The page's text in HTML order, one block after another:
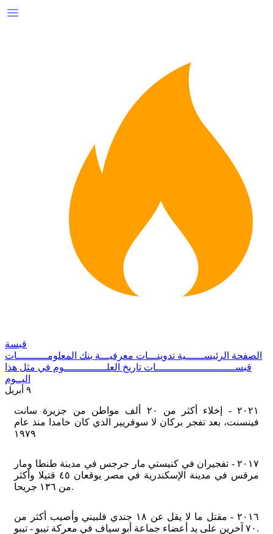
قبسة
الصفحة الرئيســــــية تدوينـــات معرفيـــة بنك المعلومــــــــــات
قبســــــــــــــــــــــــــات تاريخ العلــــــــــــــوم في مثل هذا
اليــوم
٩ أبريل
٢٠٢١ - إخلاء أكثر من ٢٠ ألف مواطن من جزيرة سانت
فينسنت، بعد تفجر بركان لا سوفريير الذي كان خامدا منذ عام
١٩٧٩
٢٠١٧ - تفجيران في كنيستي مار جرجس في مدينة طنطا ومار
مرقس في مدينة الإسكندرية في مصر يوقعان ٤٥ قتيلا وأكثر
من ١٣٦ جريحا.
٢٠١٦ - مقتل ما لا يقل عن ١٨ جندي فلبيني وأصيب أكثر من
٧٠ آخرين على يد أعضاء جماعة أبو سياف في معركة تيبو - تيبو.